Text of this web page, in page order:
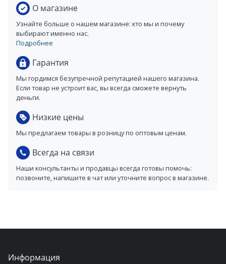
О магазине
Узнайте больше о нашем магазине: кто мы и почему
выбирают именно нас.
Подробнее
Гарантия
Мы гордимся безупречной репутацией нашего магазина.
Если товар не устроит вас, вы всегда сможете вернуть
деньги.
Низкие цены
Мы предлагаем товары в розницу по оптовым ценам.
Всегда на связи
Наши консультанты и продавцы всегда готовы помочь:
позвоните, напишите в чат или уточните вопрос в магазине.
Информация